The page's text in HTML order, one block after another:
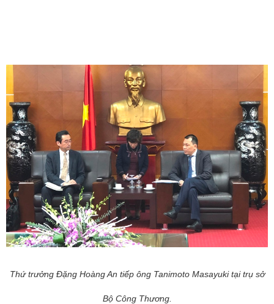
Thứ trưởng Đặng Hoàng An tiếp ông Tanimoto Masayuki tại trụ sở
Bộ Công Thương.